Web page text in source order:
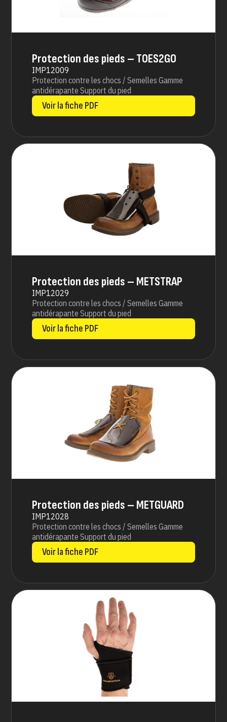
Protection des pieds – TOES2GO
IMP12009
Protection contre les chocs / Semelles Gamme
antidérapante Support du pied
Voir la fiche PDF
Protection des pieds – METSTRAP
IMP12029
Protection contre les chocs / Semelles Gamme
antidérapante Support du pied
Voir la fiche PDF
Protection des pieds – METGUARD
IMP12028
Protection contre les chocs / Semelles Gamme
antidérapante Support du pied
Voir la fiche PDF